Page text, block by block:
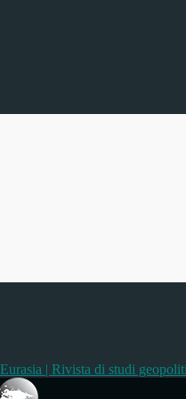
Eurasia | Rivista di studi